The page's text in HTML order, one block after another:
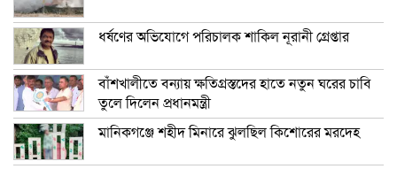
ধর্ষণের অভিযোগে পরিচালক শাকিল নূরানী গ্রেপ্তার
বাঁশখালীতে বন্যায় ক্ষতিগ্রস্তদের হাতে নতুন ঘরের চাবি
তুলে দিলেন প্রধানমন্ত্রী
মানিকগঞ্জে শহীদ মিনারে ঝুলছিল কিশোরের মরদেহ